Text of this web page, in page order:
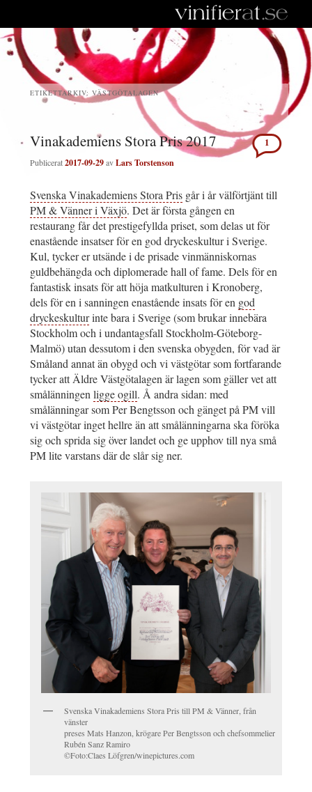
ETIKETTARKIV: VÄSTGÖTALAGEN
Vinakademiens Stora Pris 2017
Publicerat2017-09-29avLars Torstenson
1
Svenska Vinakademiens Stora Pris går i år välförtjänt till
PM & Vänner i Växjö. Det är första gången en
restaurang får det prestigefyllda priset, som delas ut för
enastående insatser för en god dryckeskultur i Sverige.
Kul, tycker er utsände i de prisade vinmänniskornas
guldbehängda och diplomerade hall of fame. Dels för en
fantastisk insats för att höja matkulturen i Kronoberg,
dels för en i sanningen enastående insats för en god
dryckeskulturinte bara i Sverige (som brukar innebära
Stockholm och i undantagsfall Stockholm-Göteborg-
Malmö) utan dessutom i den svenska obygden, för vad är
Småland annat än obygd och vi västgötar som fortfarande
tycker att Äldre Västgötalagen är lagen som gäller vet att
smålänningenligge ogill. Å andra sidan: med
smålänningar som Per Bengtsson och gänget på PM vill
vi västgötar inget hellre än att smålänningarna ska föröka
sig och sprida sig över landet och ge upphov till nya små
PM lite varstans där de slår sig ner.
Svenska Vinakademiens Stora Pris till PM & Vänner, från
vänster
preses Mats Hanzon, krögare Per Bengtsson och chefsommelier
Rubén Sanz Ramiro
©Foto:Claes Löfgren/winepictures.com